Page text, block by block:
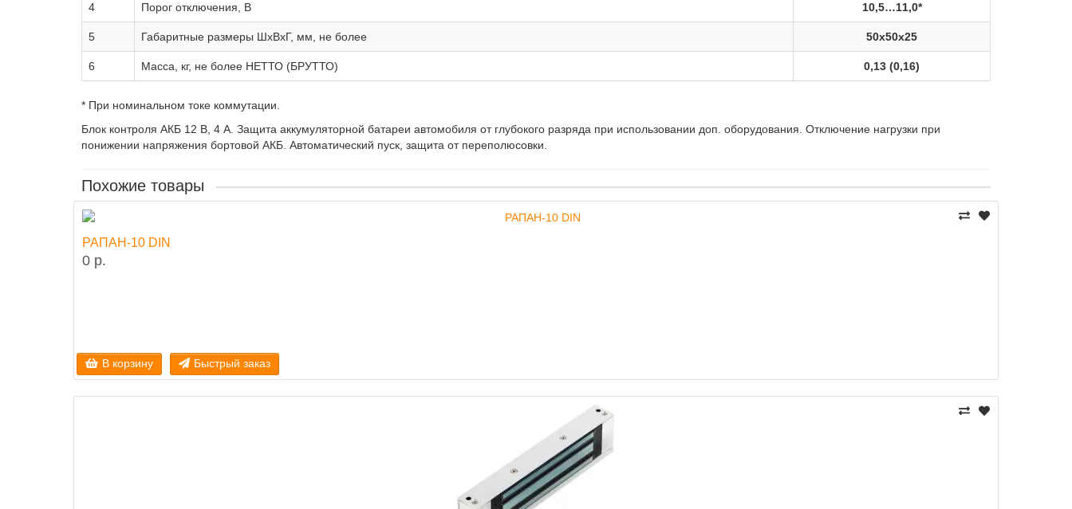
4 Порог отключения, В 10,5…11,0*
5 Габаритные размеры ШхВхГ, мм, не более 50х50х25
6 Масса, кг, не более НЕТТО (БРУТТО) 0,13 (0,16)
* При номинальном токе коммутации.
Блок контроля АКБ 12 В, 4 А. Защита аккумуляторной батареи автомобиля от глубокого разряда при использовании доп. оборудования. Отключение нагрузки при
понижении напряжения бортовой АКБ. Автоматический пуск, защита от переполюсовки.
Похожие товары
РАПАН-10 DIN
0 р.
В корзину Быстрый заказ